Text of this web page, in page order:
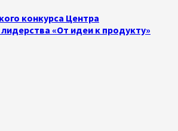
конкурса Центра
«От идеи к продукту»